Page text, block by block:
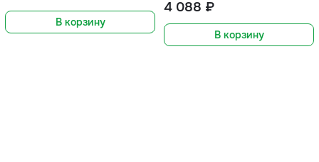
В корзину
4 088 ₽
В корзину